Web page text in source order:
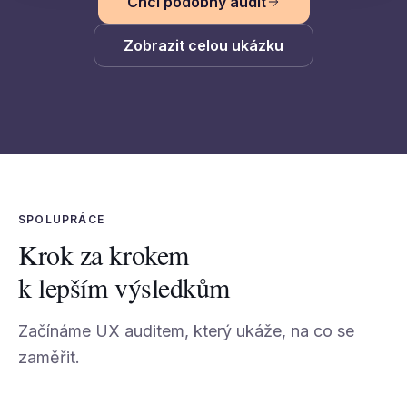
Zobrazit celou ukázku
SPOLUPRÁCE
Krok za krokem
k lepším výsledkům
Začínáme UX auditem, který ukáže, na co se
zaměřit.